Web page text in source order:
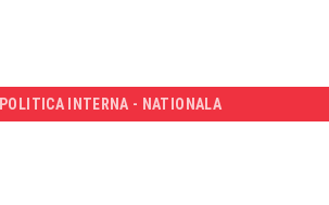
POLITICA INTERNA - NATIONALA